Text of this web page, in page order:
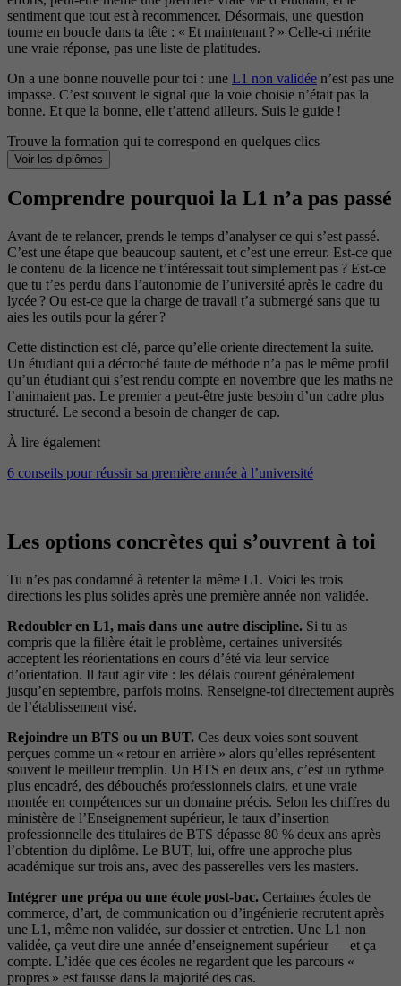
sentiment que tout est à recommencer. Désormais, une question
tourne en boucle dans ta tête : « Et maintenant ? » Celle-ci mérite
une vraie réponse, pas une liste de platitudes.
On a une bonne nouvelle pour toi : une L1 non validée n’est pas une
impasse. C’est souvent le signal que la voie choisie n’était pas la
bonne. Et que la bonne, elle t’attend ailleurs. Suis le guide !
Trouve la formation qui te correspond en quelques clics
Voir les diplômes
Comprendre pourquoi la L1 n’a pas passé
Avant de te relancer, prends le temps d’analyser ce qui s’est passé.
C’est une étape que beaucoup sautent, et c’est une erreur. Est-ce que
le contenu de la licence ne t’intéressait tout simplement pas ? Est-ce
que tu t’es perdu dans l’autonomie de l’université après le cadre du
lycée ? Ou est-ce que la charge de travail t’a submergé sans que tu
aies les outils pour la gérer ?
Cette distinction est clé, parce qu’elle oriente directement la suite.
Un étudiant qui a décroché faute de méthode n’a pas le même profil
qu’un étudiant qui s’est rendu compte en novembre que les maths ne
l’animaient pas. Le premier a peut-être juste besoin d’un cadre plus
structuré. Le second a besoin de changer de cap.
À lire également
6 conseils pour réussir sa première année à l’université
Les options concrètes qui s’ouvrent à toi
Tu n’es pas condamné à retenter la même L1. Voici les trois
directions les plus solides après une première année non validée.
Redoubler en L1, mais dans une autre discipline. Si tu as
compris que la filière était le problème, certaines universités
acceptent les réorientations en cours d’été via leur service
d’orientation. Il faut agir vite : les délais courent généralement
jusqu’en septembre, parfois moins. Renseigne-toi directement auprès
de l’établissement visé.
Rejoindre un BTS ou un BUT. Ces deux voies sont souvent
perçues comme un « retour en arrière » alors qu’elles représentent
souvent le meilleur tremplin. Un BTS en deux ans, c’est un rythme
plus encadré, des débouchés professionnels clairs, et une vraie
montée en compétences sur un domaine précis. Selon les chiffres du
ministère de l’Enseignement supérieur, le taux d’insertion
professionnelle des titulaires de BTS dépasse 80 % deux ans après
l’obtention du diplôme. Le BUT, lui, offre une approche plus
académique sur trois ans, avec des passerelles vers les masters.
Intégrer une prépa ou une école post-bac. Certaines écoles de
commerce, d’art, de communication ou d’ingénierie recrutent après
une L1, même non validée, sur dossier et entretien. Une L1 non
validée, ça veut dire une année d’enseignement supérieur — et ça
compte. L’idée que ces écoles ne regardent que les parcours «
propres » est fausse dans la majorité des cas.